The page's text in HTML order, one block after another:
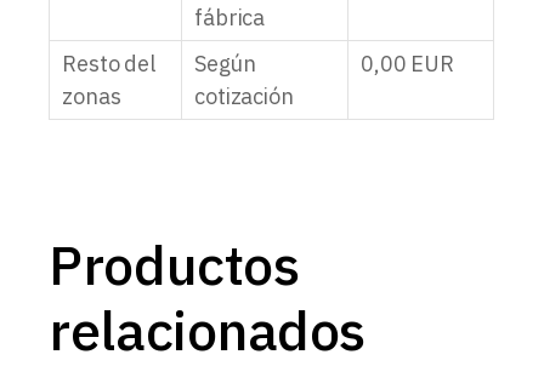
fábrica
Resto del
zonas
Según
cotización
0,00 EUR
Productos
relacionados